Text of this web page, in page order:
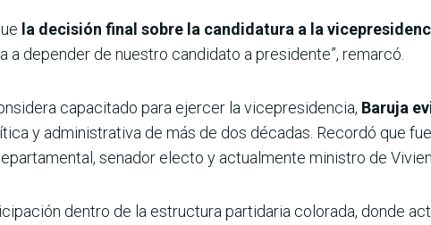
la decisión final sobre la candidatura a la
a depender de nuestro candidato a presidente”, remarcó.
capacitado para ejercer la vicepresidencia, Baruja
y administrativa de más de dos décadas. Recordó que
senador electo y actualmente ministro de
dentro de la estructura partidaria colorada, donde